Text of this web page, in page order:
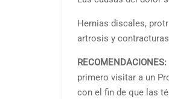
Hernias discales,
artrosis y
RECOMENDACIONES:
primero visitar a un
con el fin de que las